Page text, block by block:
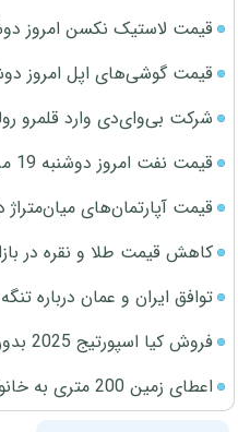
قیمت لاستیک نکسن امروز دوشنبه 19
قیمت گوشی‌های اپل امروز دوشنبه 19
شرکت بی‌وای‌دی وارد قلمرو
قیمت نفت امروز دوشنبه 19 مرداد 1405
قیمت آپارتمان‌های
کاهش قیمت طلا و نقره در
توافق ایران و عمان درباره
فروش کیا اسپورتیج 2025 بدون قرعه‌کشی
اعطای زمین 200 متری به خانواده‌های دارای 3 فرزند